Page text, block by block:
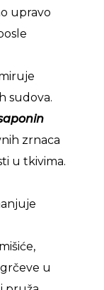
upravo
sudova.
zrnaca
u tkivima.
u